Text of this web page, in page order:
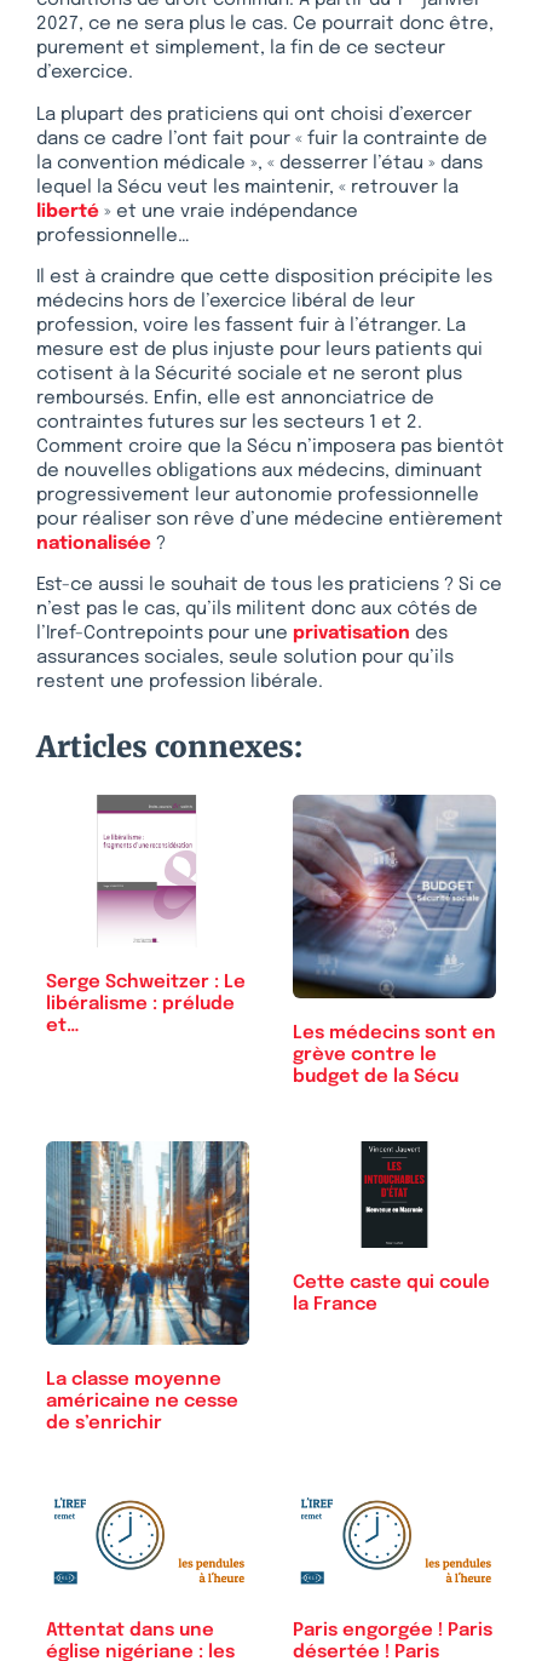
2027, ce ne sera plus le cas. Ce pourrait donc être,
purement et simplement, la fin de ce secteur
d’exercice.
La plupart des praticiens qui ont choisi d’exercer
dans ce cadre l’ont fait pour « fuir la contrainte de
la convention médicale », « desserrer l’étau » dans
lequel la Sécu veut les maintenir, « retrouver la
liberté » et une vraie indépendance
professionnelle…
Il est à craindre que cette disposition précipite les
médecins hors de l’exercice libéral de leur
profession, voire les fassent fuir à l’étranger. La
mesure est de plus injuste pour leurs patients qui
cotisent à la Sécurité sociale et ne seront plus
remboursés. Enfin, elle est annonciatrice de
contraintes futures sur les secteurs 1 et 2.
Comment croire que la Sécu n’imposera pas bientôt
de nouvelles obligations aux médecins, diminuant
progressivement leur autonomie professionnelle
pour réaliser son rêve d’une médecine entièrement
nationalisée ?
Est-ce aussi le souhait de tous les praticiens ? Si ce
n’est pas le cas, qu’ils militent donc aux côtés de
l’Iref-Contrepoints pour une privatisation des
assurances sociales, seule solution pour qu’ils
restent une profession libérale.
Articles connexes:
Serge Schweitzer : Le
libéralisme : prélude
et…
Les médecins sont en
grève contre le
budget de la Sécu
La classe moyenne
américaine ne cesse
de s’enrichir
Cette caste qui coule
la France
Attentat dans une
église nigériane : les
Paris engorgée ! Paris
désertée ! Paris